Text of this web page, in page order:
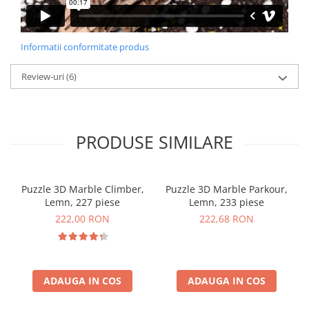
Informatii conformitate produs
Review-uri(6)
PRODUSE SIMILARE
Puzzle 3D Marble Climber,
Lemn, 227 piese
222,00 RON
ADAUGA IN COS
Puzzle 3D Marble Parkour,
Lemn, 233 piese
222,68 RON
ADAUGA IN COS